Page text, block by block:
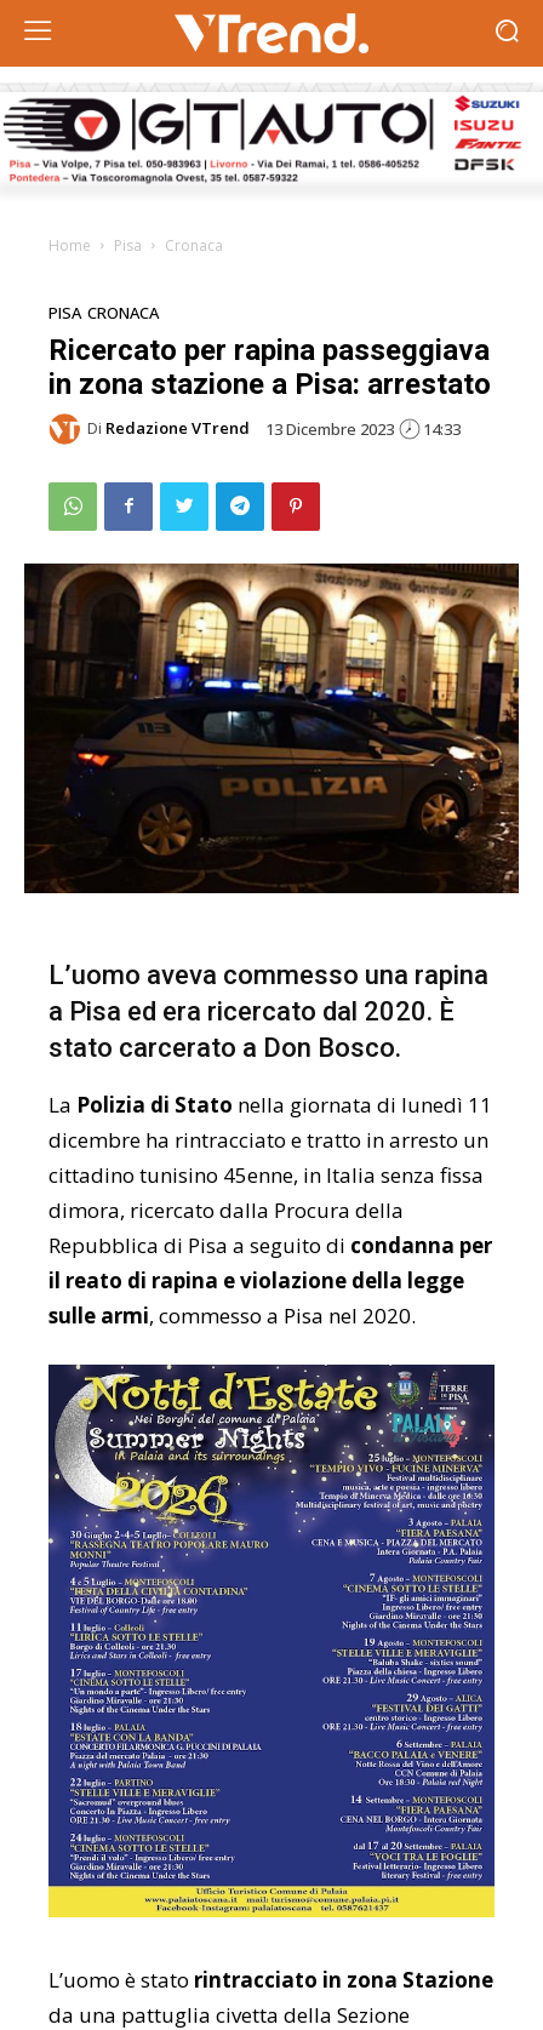
Home Pisa Cronaca
PISA CRONACA
Ricercato per rapina passeggiava
in zona stazione a Pisa: arrestato
Di Redazione VTrend 13 Dicembre 2023 14:33
L’uomo aveva commesso una rapina
a Pisa ed era ricercato dal 2020. È
stato carcerato a Don Bosco.
La Polizia di Stato nella giornata di lunedì 11
dicembre ha rintracciato e tratto in arresto un
cittadino tunisino 45enne, in Italia senza fissa
dimora, ricercato dalla Procura della
Repubblica di Pisa a seguito di condanna per
il reato di rapina e violazione della legge
sulle armi, commesso a Pisa nel 2020.
L’uomo è stato rintracciato in zona Stazione
da una pattuglia civetta della Sezione